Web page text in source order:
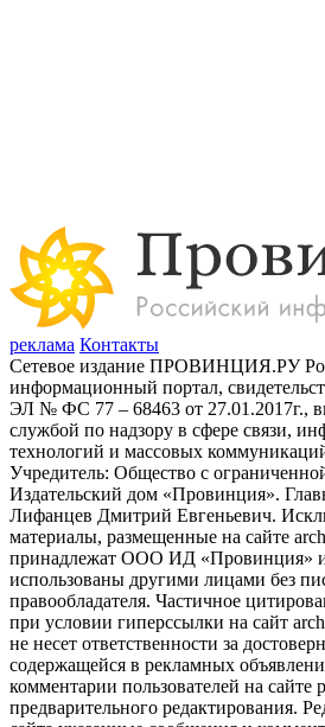
реклама Контакты
Сетевое издание ПРОВИНЦИЯ.РУ
информационный портал,
ЭЛ № ФС 77 – 68463 от 27.01.2017г.,
службой по надзору в сфере связи,
технологий и массовых
Учредитель: Общество с
Издательский дом «Провинция».
Лифанцев Дмитрий Евгеньевич.
материалы, размещенные на сайте
принадлежат ООО ИД «Провинция»
использованы другими лицами без
правообладателя. Частичное
при условии гиперссылки на сайт
не несет ответственности за
содержащейся в рекламных
комментарии пользователей на сайте
предварительного редактирования.